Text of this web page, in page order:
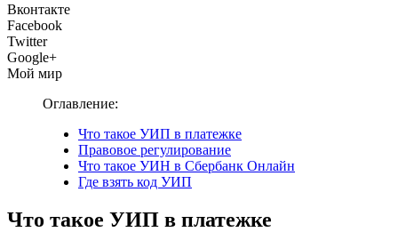
Вконтакте
Facebook
Twitter
Google+
Мой мир
Оглавление:
Что такое УИП в платежке
Правовое регулирование
Что такое УИН в Сбербанк Онлайн
Где взять код УИП
Что такое УИП в платежке